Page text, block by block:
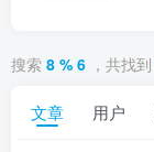
搜索 8 % 6 ，共找到
文章 用户